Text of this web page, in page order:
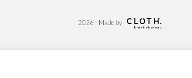
2026 - Made by